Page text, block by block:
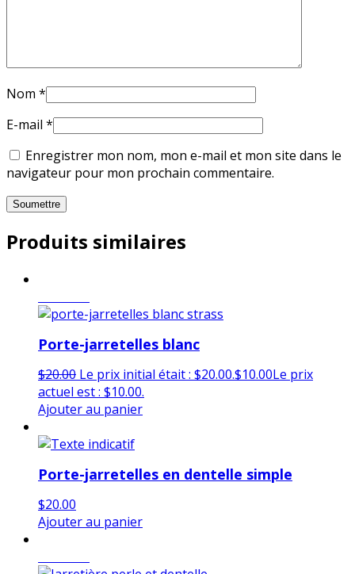
Nom *
E-mail *
Enregistrer mon nom, mon e-mail et mon site dans le
navigateur pour mon prochain commentaire.
Produits similaires
Porte-jarretelles blanc
$20.00 Le prix initial était : $20.00.$10.00Le prix
actuel est : $10.00.
Ajouter au panier
Porte-jarretelles en dentelle simple
$20.00
Ajouter au panier